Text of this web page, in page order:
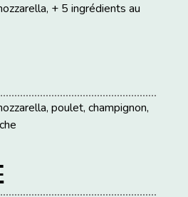
+ 5 ingrédients au
poulet, champignon,